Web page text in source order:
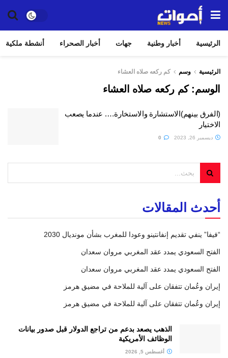
الرئيسية أخبار وطنية جهات أخبار الصحراء أنشطة ملكية
الرئيسية وسم كم ركعه صلاه العشاء
الوسم:كم ركعه صلاه العشاء
(الفرق بينهم)الاستشارة والاستخارة…. عندما يصعب
الاختيار
ديسمبر 26, 2023
أحدث المقالات
“فيفا” ينفي تقديم إنفانتينو وعودا للمغرب بشأن مونديال 2030
الفتح السعودي يمدد عقد المغربي مروان سعدان
الفتح السعودي يمدد عقد المغربي مروان سعدان
إيران وعُمان تتفقان على آلية للملاحة في مضيق هرمز
إيران وعُمان تتفقان على آلية للملاحة في مضيق هرمز
الذهب يصعد بدعم من تراجع الدولار قبل صدور بيانات
الوظائف الأمريكية
أغسطس 5, 2026